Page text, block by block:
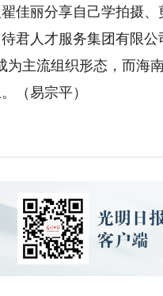
佳丽分享自己学拍摄
君人才服务集团有限
为主流组织形态，而海
（易宗平）